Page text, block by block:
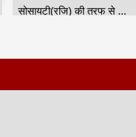
सोसायटी(रजि) की तरफ से ...